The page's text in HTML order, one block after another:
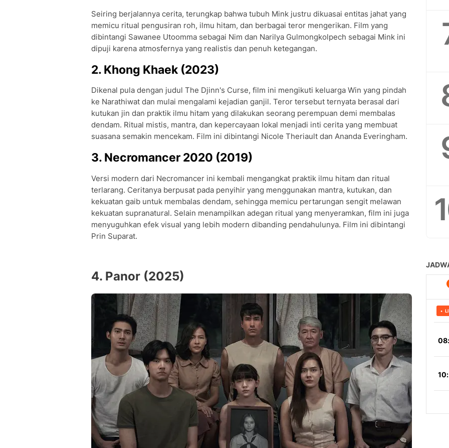
Seiring berjalannya cerita, terungkap bahwa tubuh Mink justru dikuasai entitas jahat yang
memicu ritual pengusiran roh, ilmu hitam, dan berbagai teror mengerikan. Film yang
dibintangi Sawanee Utoomma sebagai Nim dan Narilya Gulmongkolpech sebagai Mink ini
dipuji karena atmosfernya yang realistis dan penuh ketegangan.
2. Khong Khaek (2023)
Dikenal pula dengan judul The Djinn's Curse, film ini mengikuti keluarga Win yang pindah
ke Narathiwat dan mulai mengalami kejadian ganjil. Teror tersebut ternyata berasal dari
kutukan jin dan praktik ilmu hitam yang dilakukan seorang perempuan demi membalas
dendam. Ritual mistis, mantra, dan kepercayaan lokal menjadi inti cerita yang membuat
suasana semakin mencekam. Film ini dibintangi Nicole Theriault dan Ananda Everingham.
3. Necromancer 2020 (2019)
Versi modern dari Necromancer ini kembali mengangkat praktik ilmu hitam dan ritual
terlarang. Ceritanya berpusat pada penyihir yang menggunakan mantra, kutukan, dan
kekuatan gaib untuk membalas dendam, sehingga memicu pertarungan sengit melawan
kekuatan supranatural. Selain menampilkan adegan ritual yang menyeramkan, film ini juga
menyuguhkan efek visual yang lebih modern dibanding pendahulunya. Film ini dibintangi
Prin Suparat.
4. Panor (2025)